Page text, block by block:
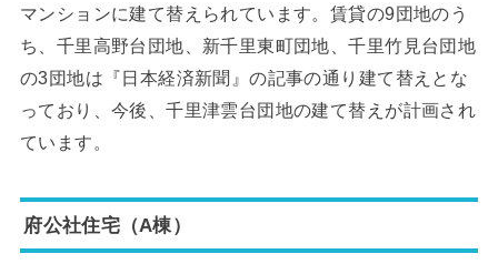
マンションに建て替えられています。賃貸の9団地のう
ち、千里高野台団地、新千里東町団地、千里竹見台団地
の3団地は『日本経済新聞』の記事の通り建て替えとな
っており、今後、千里津雲台団地の建て替えが計画され
ています。
府公社住宅（A棟）